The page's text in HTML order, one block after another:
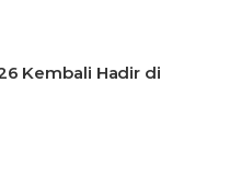
Kembali Hadir di